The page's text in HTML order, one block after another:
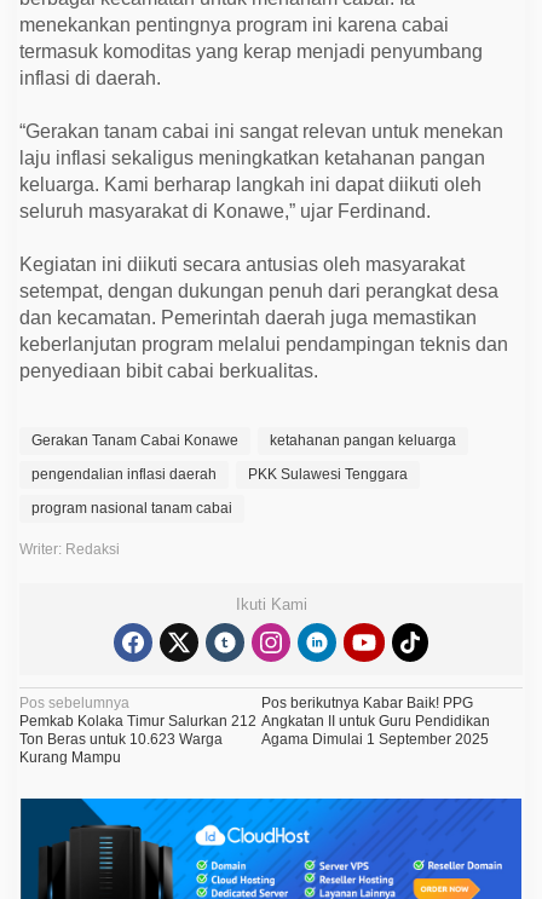
l
a
s
menekankan pentingnya program ini karena cabai
termasuk komoditas yang kerap menjadi penyumbang
inflasi di daerah.
“Gerakan tanam cabai ini sangat relevan untuk menekan
laju inflasi sekaligus meningkatkan ketahanan pangan
keluarga. Kami berharap langkah ini dapat diikuti oleh
seluruh masyarakat di Konawe,” ujar Ferdinand.
Kegiatan ini diikuti secara antusias oleh masyarakat
setempat, dengan dukungan penuh dari perangkat desa
dan kecamatan. Pemerintah daerah juga memastikan
keberlanjutan program melalui pendampingan teknis dan
penyediaan bibit cabai berkualitas.
Gerakan Tanam Cabai Konawe
ketahanan pangan keluarga
pengendalian inflasi daerah
PKK Sulawesi Tenggara
program nasional tanam cabai
Writer: Redaksi
Ikuti Kami
N
a
v
i
Pos sebelumnya
Pemkab Kolaka Timur Salurkan 212
Ton Beras untuk 10.623 Warga
Kurang Mampu
Pos berikutnyaKabar Baik! PPG
Angkatan II untuk Guru Pendidikan
Agama Dimulai 1 September 2025